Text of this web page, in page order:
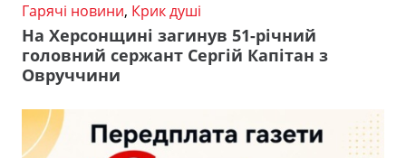
Гарячі новини, Крик душі
На Херсонщині загинув 51-річний
головний сержант Сергій Капітан з
Овруччини